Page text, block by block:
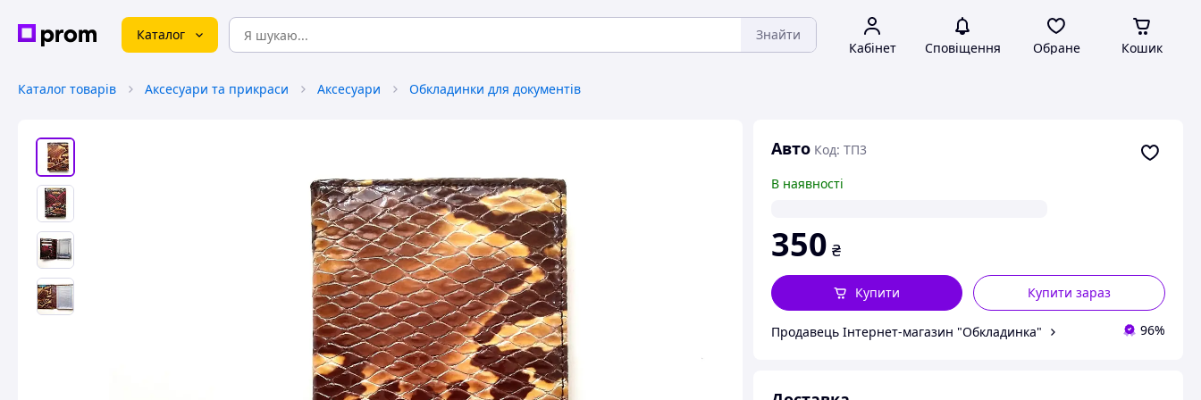
Каталог Знайти
Кабінет Сповіщення Обране Кошик
Каталог товарів Аксесуари та прикраси Аксесуари Обкладинки для документів
Авто Код: ТП3
В наявності
350 ₴
Купити зараз
Купити
Продавець Інтернет-магазин "Обкладинка" 96%